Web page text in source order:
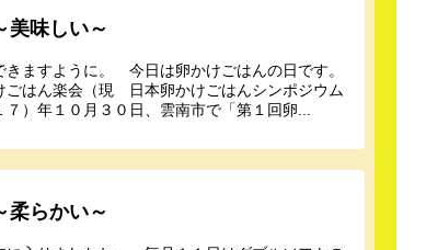
味しい～
ますように。 今日は卵かけごはんの日です。
ごはん楽会（現 日本卵かけごはんシンポジウム
）年１０月３０日、雲南市で「第１回卵...
らかい～